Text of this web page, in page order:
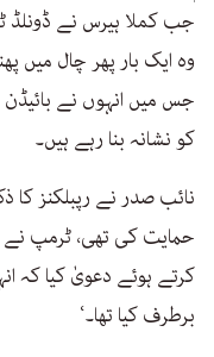
جب کملا ہیرس نے ڈونلڈ
وہ ایک بار پھر چال میں
جس میں انہوں نے بائیڈن
کو نشانہ بنا رہے ہیں۔
نائب صدر نے رپبلکنز کا
حمایت کی تھی، ٹرمپ
کرتے ہوئے دعویٰ کیا کہ
برطرف کیا تھا۔‘